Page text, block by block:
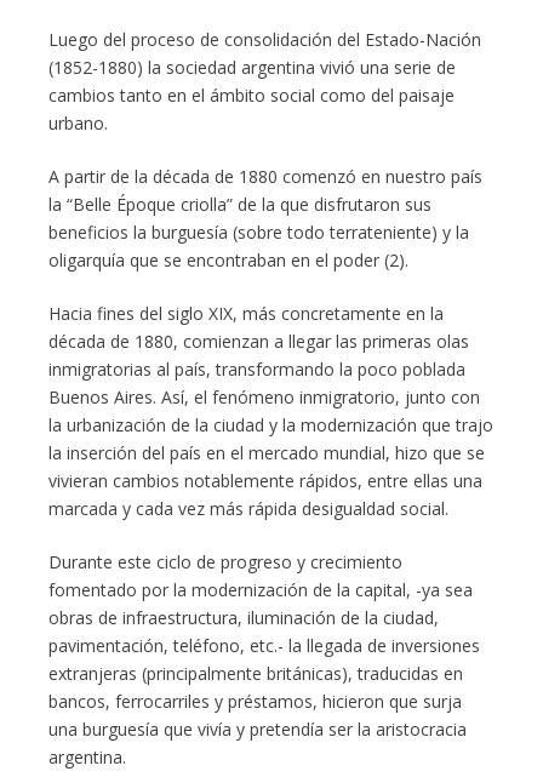
Luego del proceso de consolidación del Estado-Nación
(1852-1880) la sociedad argentina vivió una serie de
cambios tanto en el ámbito social como del paisaje
urbano.
A partir de la década de 1880 comenzó en nuestro país
la “Belle Époque criolla” de la que disfrutaron sus
beneficios la burguesía (sobre todo terrateniente) y la
oligarquía que se encontraban en el poder (2).
Hacia fines del siglo XIX, más concretamente en la
década de 1880, comienzan a llegar las primeras olas
inmigratorias al país, transformando la poco poblada
Buenos Aires. Así, el fenómeno inmigratorio, junto con
la urbanización de la ciudad y la modernización que trajo
la inserción del país en el mercado mundial, hizo que se
vivieran cambios notablemente rápidos, entre ellas una
marcada y cada vez más rápida desigualdad social.
Durante este ciclo de progreso y crecimiento
fomentado por la modernización de la capital, -ya sea
obras de infraestructura, iluminación de la ciudad,
pavimentación, teléfono, etc.- la llegada de inversiones
extranjeras (principalmente británicas), traducidas en
bancos, ferrocarriles y préstamos, hicieron que surja
una burguesía que vivía y pretendía ser la aristocracia
argentina.